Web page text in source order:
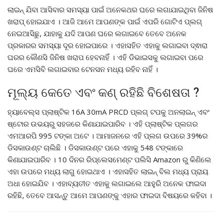
ଲାଇନ୍ ଯିବା ଆସିବାର ସମସ୍ୟା ପାଇଁ ଅନେକଥର ଘରେ ଲଗାଯାଇଥିବା ଜିନିଷ
ଖରାପ୍ ହୋଇଯାଏ । ଆଜି ଆମେ ଆପଣଙ୍କ ପାଇଁ ଏପରି ଗୋଟିଏ ପ୍ଲଗ୍
ନେଇଆସିଛୁ, ଯାହାକୁ ଯଦି ଆପଣ ଘରେ ଲଗାଇବେ ତେବେ ଅନେକ
ପ୍ରକାରର ସମସ୍ୟା ଦୂର ହୋଇପାରେ । ଏହାସହିତ ଏହାକୁ ଲଗାଇବା ଦ୍ଵାରା
ଘରର କୌଣସି ଜିନିଷ ଖରାପ ହେବନାହିଁ । ଏହି ଡିଭାଇସକୁ ଲଗାଇବା ପରେ
ଘରେ ଏମସିବି ଲଗାଇବାର ଟେନସନ ମଧ୍ୟ ରହିବ ନାହିଁ ।
ମୂଲ୍ୟ କେତେ ଏବଂ କଣ୍ ରହିଛି ବିଶେଷତା ?
ହ୍ୟାବେଲ୍ସ ପ୍ଲାଷ୍ଟିକ 16A 30mA PRCD ପ୍ଲଗ୍ ଟପକୁ ଅନଲାଇନ୍ ଏବଂ
ଷ୍ଟୋର ଉଭୟରୁ ସହଜରେ କିଣାଯାଇପାରିବ । ଏହି ପ୍ଲାଷ୍ଟିକ ପ୍ଲଗର
ଏମଆରପି 995 ଟଙ୍କା ଅଟେ । ଆମାଜନରେ ଏହି ପ୍ଲଗ ଉପରେ 39%ର
ଡିସକାଉଣ୍ଟ ଚାଲିଛି । ଡିସକାଉଣ୍ଟ ପରେ ଏହାକୁ 548 ଟଙ୍କାରେ
କିଣାଯାଇପାରିବ । 10 ଦିନର ରିପ୍ଲେସମେଣ୍ଟ ପଲିସି Amazon ରୁ କିଣିଲେ
ଏହା ଉପରେ ମଧ୍ୟ ଲାଗୁ ହୋଇଥାଏ । ଏହାସହିତ ଲାଇନ୍ ବିଲ ମଧ୍ୟ ପ୍ରାୟ
ଅଧା ହୋଇଯିବ । ଏହାବ୍ୟତୀତ ଏହାକୁ ଲଗାଇଲେ ଆହୁରି ଅନେକ ଫାଇଦା
ରହିଛି, ତେବେ ଆସନ୍ତୁ ଆମେ ଆପଣଙ୍କୁ ଏହାର ଫାଇଦା ବିଷୟରେ କହିବା ।